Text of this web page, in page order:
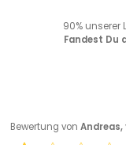
90% unserer
Fandest Du
Bewertung von Andreas,